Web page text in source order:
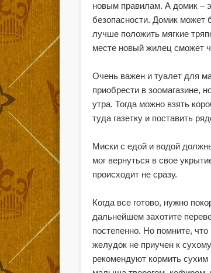
новым правилам. А домик –
безопасности. Домик может
лучше положить мягкие
месте новый жилец сможет
Очень важен и туалет для
приобрести в зоомагазине,
утра. Тогда можно взять
туда газетку и поставить
Миски с едой и водой
мог вернуться в свое
происходит не сразу.
Когда все готово, нужно
дальнейшем захотите
постепенно. Но помните, что
желудок не приучен к
рекомендуют кормить сухим